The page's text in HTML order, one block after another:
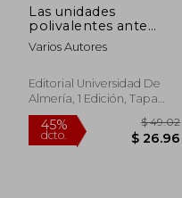
Las unidades
polivalentes ante
nuevos conflictos:
Seminario de
Varios Autores
Editorial Universidad De
Almería, 1 Edición, Tapa
Blanda,Usado